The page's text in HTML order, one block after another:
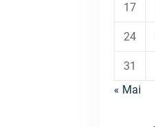
17
24
31
« Mai